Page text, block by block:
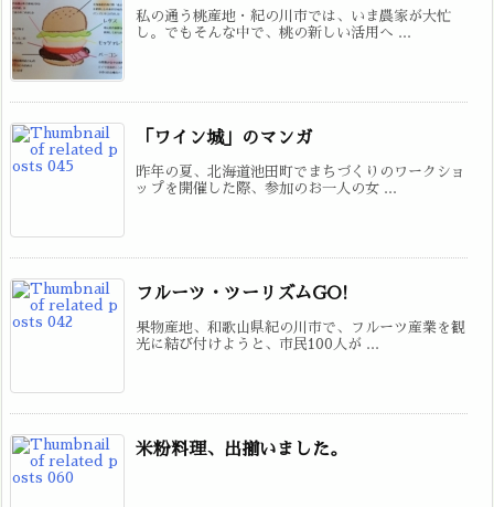
私の通う桃産地・紀の川市では、いま農家が大忙
し。でもそんな中で、桃の新しい活用へ ...
「ワイン城」のマンガ
昨年の夏、北海道池田町でまちづくりのワークショ
ップを開催した際、参加のお一人の女 ...
フルーツ・ツーリズムGO!
果物産地、和歌山県紀の川市で、フルーツ産業を観
光に結び付けようと、市民100人が ...
米粉料理、出揃いました。